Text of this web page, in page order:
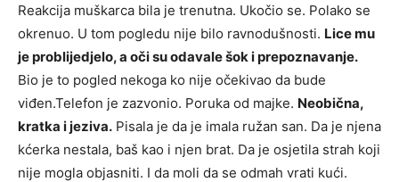
Reakcija muškarca bila je trenutna. Ukočio se. Polako se
okrenuo. U tom pogledu nije bilo ravnodušnosti. Lice mu
je problijedjelo, a oči su odavale šok i prepoznavanje.
Bio je to pogled nekoga ko nije očekivao da bude
viđen.Telefon je zazvonio. Poruka od majke. Neobična,
kratka i jeziva. Pisala je da je imala ružan san. Da je njena
kćerka nestala, baš kao i njen brat. Da je osjetila strah koji
nije mogla objasniti. I da moli da se odmah vrati kući.